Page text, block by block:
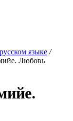
языке /
Любовь